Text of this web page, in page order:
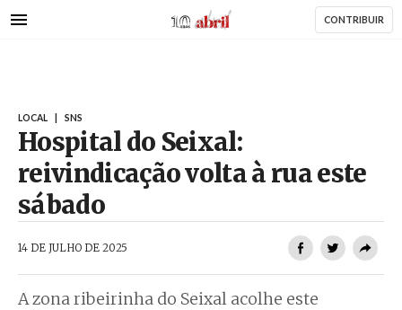
para
AbrilAbril CONTRIBUIR
LOCAL SNS
Hospital do Seixal:
reivindicação volta à rua este
sábado
14 DE JULHO DE 2025
A zona ribeirinha do Seixal acolhe este